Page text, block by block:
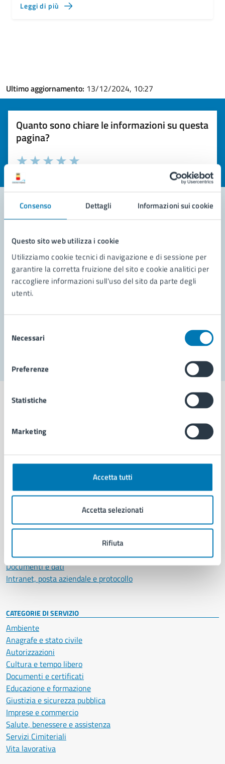
Consenso Dettagli Informazioni sui cookie
Questo sito web utilizza i cookie
Utilizziamo cookie tecnici di navigazione e di sessione per
garantire la corretta fruizione del sito e cookie analitici per
raccogliere informazioni sull'uso del sito da parte degli
utenti.
delNecessari
Preferenze
Statistiche
Marketing
Accetta tutti
Accetta selezionati
Rifiuta
Leggi di più
Ultimo aggiornamento: 13/12/2024, 10:27
Quanto sono chiare le informazioni su questa
pagina?
Valuta la chiarezza delle informazioni (da 1 a 5 stelle)
Seleziona il numero di stelle per valutare la chiarezza delle
Valuta 1 stelle su 5
Richiedi assistenza
Segnala disservizio
Comune di Napoli
AMMINISTRAZIONE
Organi di governo
Enti e fondazioni
Personale amministrativo
Documenti e dati
Intranet, posta aziendale e protocollo
CATEGORIE DI SERVIZIO
Ambiente
Anagrafe e stato civile
Autorizzazioni
Cultura e tempo libero
Documenti e certificati
Educazione e formazione
Giustizia e sicurezza pubblica
Imprese e commercio
Salute, benessere e assistenza
Servizi Cimiteriali
Vita lavorativa